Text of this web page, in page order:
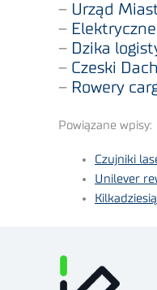
– Urząd
–
– Dzika
– Czeski
– Rowery
Powiązane wpisy:
Czujniki
Unilever